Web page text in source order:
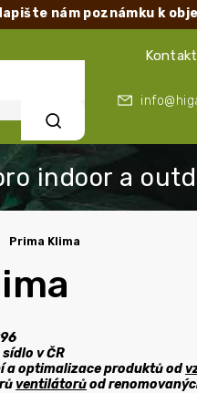
nám poznámku k
Hledat
Prima Klima
v ČR
a optimalizace produktů od
ventilátorůod